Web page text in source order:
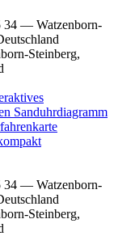
34 — Watzenborn-
Steinberg,
Sanduhrdiagramm
34 — Watzenborn-
Steinberg,